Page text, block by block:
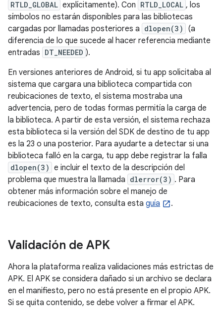
RTLD_GLOBAL explícitamente). Con RTLD_LOCAL , los
símbolos no estarán disponibles para las bibliotecas
cargadas por llamadas posteriores a dlopen(3)
(a
diferencia de lo que sucede al hacer referencia mediante
entradas DT_NEEDED ).
En versiones anteriores de Android, si tu app solicitaba al
sistema que cargara una biblioteca compartida con
reubicaciones de texto, el sistema mostraba una
advertencia, pero de todas formas permitía la carga de
la biblioteca. A partir de esta versión, el sistema rechaza
esta biblioteca si la versión del SDK de destino de tu app
es la 23 o una posterior. Para ayudarte a detectar si una
biblioteca falló en la carga, tu app debe registrar la falla
dlopen(3) e incluir el texto de la descripción del
problema que muestra la llamada dlerror(3) . Para
obtener más información sobre el manejo de
reubicaciones de texto, consulta esta guía .
Validación de APK
Ahora la plataforma realiza validaciones más estrictas de
APK. El APK se considera dañado si un archivo se declara
en el manifiesto, pero no está presente en el propio APK.
Si se quita contenido, se debe volver a firmar el APK.